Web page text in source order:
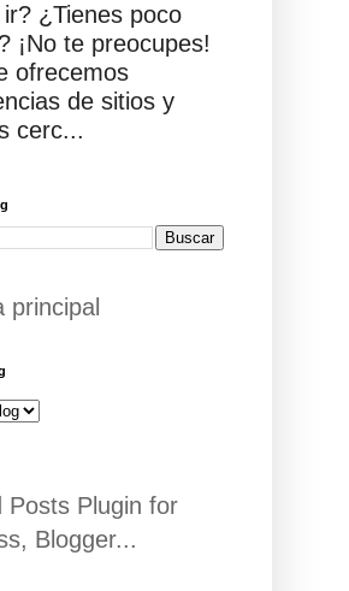
¿Tienes poco
¡No te preocupes!
ofrecemos
de sitios y
cerc...
principal